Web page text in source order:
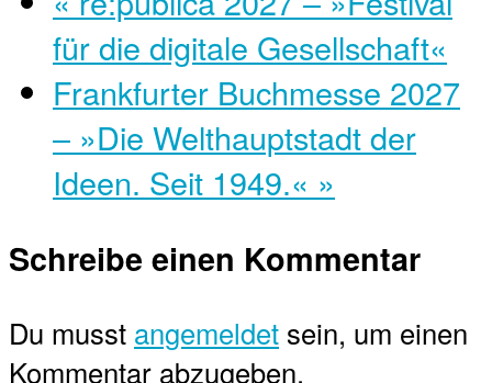
für die digitale Gesellschaft«
Frankfurter Buchmesse 2027
– »Die Welthauptstadt der
Ideen. Seit 1949.« »
Schreibe einen Kommentar
Du musst angemeldet sein, um einen
Kommentar abzugeben.